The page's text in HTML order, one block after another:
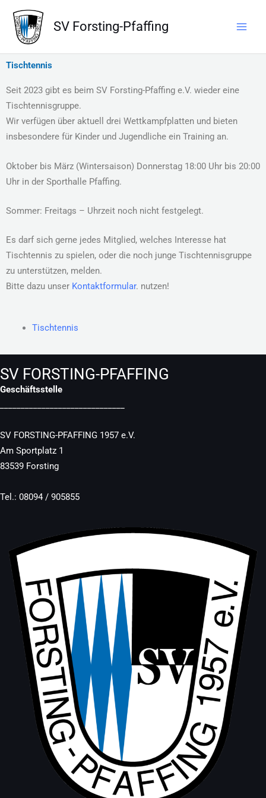
Inhalt
springen
SV Forsting-Pfaffing
Tischtennis
Seit 2023 gibt es beim SV Forsting-Pfaffing e.V. wieder eine
Tischtennisgruppe.
Wir verfügen über aktuell drei Wettkampfplatten und bieten
insbesondere für Kinder und Jugendliche ein Training an.
Oktober bis März (Wintersaison) Donnerstag 18:00 Uhr bis 20:00
Uhr in der Sporthalle Pfaffing.
Sommer: Freitags – Uhrzeit noch nicht festgelegt.
Es darf sich gerne jedes Mitglied, welches Interesse hat
Tischtennis zu spielen, oder die noch junge Tischtennisgruppe
zu unterstützen, melden.
Bitte dazu unser Kontaktformular. nutzen!
Tischtennis
SV FORSTING-PFAFFING
Geschäftsstelle
SV FORSTING-PFAFFING 1957 e.V.
Am Sportplatz 1
83539 Forsting
Tel.: 08094 / 905855